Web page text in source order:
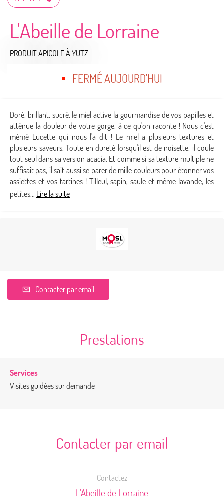
L'Abeille de Lorraine
PRODUIT APICOLEÀ YUTZ
FERMÉ AUJOURD'HUI
Doré, brillant, sucré, le miel active la gourmandise de vos papilles et
atténue la douleur de votre gorge, à ce qu'on raconte ! Nous c'est
mémé Lucette qui nous l'a dit ! Le miel a plusieurs textures et
plusieurs saveurs. Toute en dureté lorsqu'il est de noisette, il coule
tout seul dans sa version acacia. Et comme si sa texture multiple ne
suffisait pas, il sait aussi se parer de mille couleurs pour étonner vos
assiettes et vos tartines ! Tilleul, sapin, saule et même lavande, les
petites... Lire la suite
Contacter par email
Prestations
Services
Visites guidées sur demande
Contacter par email
Contactez
L'Abeille de Lorraine